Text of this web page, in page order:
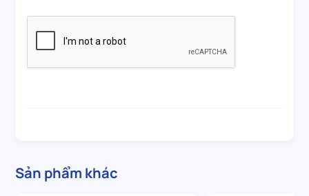
Sản phẩm khác